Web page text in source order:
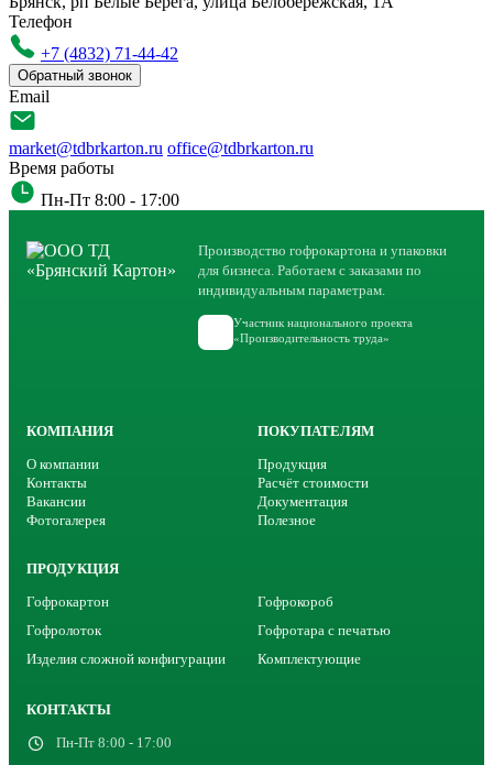
Телефон
+7 (4832) 71-44-42
Обратный звонок
Email
market@tdbrkarton.ru office@tdbrkarton.ru
Время работы
Пн-Пт 8:00 - 17:00
Производство гофрокартона и упаковки
для бизнеса. Работаем с заказами по
индивидуальным параметрам.
Участник национального проекта
«Производительность труда»
КОМПАНИЯ
О компании
Контакты
Вакансии
Фотогалерея
ПОКУПАТЕЛЯМ
Продукция
Расчёт стоимости
Документация
Полезное
ПРОДУКЦИЯ
Гофрокартон
Гофрокороб
Гофролоток
Гофротара с печатью
Изделия сложной конфигурации
Комплектующие
КОНТАКТЫ
Пн-Пт 8:00 - 17:00